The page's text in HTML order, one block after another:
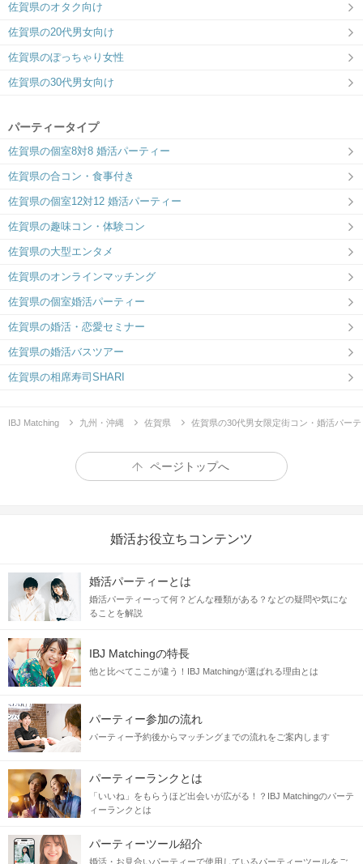
佐賀県のオタク向け
佐賀県の20代男女向け
佐賀県のぽっちゃり女性
佐賀県の30代男女向け
パーティータイプ
佐賀県の個室8対8 婚活パーティー
佐賀県の合コン・食事付き
佐賀県の個室12対12 婚活パーティー
佐賀県の趣味コン・体験コン
佐賀県の大型エンタメ
佐賀県のオンラインマッチング
佐賀県の個室婚活パーティー
佐賀県の婚活・恋愛セミナー
佐賀県の婚活バスツアー
佐賀県の相席寿司SHARI
IBJ Matching 九州・沖縄 佐賀県 佐賀県の30代男女限定街コン・婚活パーテ
ページトップへ
婚活お役立ちコンテンツ
婚活パーティーとは
婚活パーティーって何？どんな種類がある？などの疑問や気にな
ることを解説
IBJ Matchingの特長
他と比べてここが違う！IBJ Matchingが選ばれる理由とは
パーティー参加の流れ
パーティー予約後からマッチングまでの流れをご案内します
パーティーランクとは
「いいね」をもらうほど出会いが広がる！？IBJ Matchingのパーテ
ィーランクとは
パーティーツール紹介
婚活・お見合いパーティーで使用しているパーティーツールをご